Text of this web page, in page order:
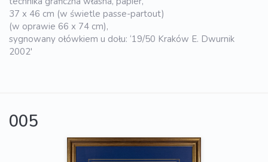
37 x 46 cm (w świetle passe-partout)
(w oprawie 66 x 74 cm),
sygnowany ołówkiem u dołu: ‘19/50 Kraków E. Dwurnik
2002'
005